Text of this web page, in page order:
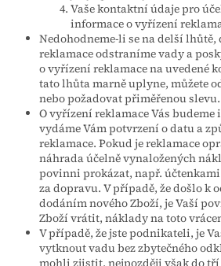
Vaše kontaktní údaje pro
informace o vyřízení
Nedohodneme-li se na delší lhůtě,
reklamace odstraníme vady a
o vyřízení reklamace na uvedené
tato lhůta marně uplyne, můžete
nebo požadovat přiměřenou slevu.
O vyřízení reklamace Vás
vydáme Vám potvrzení o datu a
reklamace. Pokud je reklamace
náhrada účelně vynaložených
povinni prokázat, např.
za dopravu. V případě, že došlo k
dodáním nového Zboží, je Vaší
Zboží vrátit, náklady na toto
V případě, že jste podnikateli, je
vytknout vadu bez zbytečného
mohli zjistit, nejpozději však do